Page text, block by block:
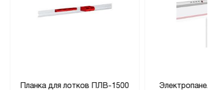
Планка для лотков ПЛВ-1500